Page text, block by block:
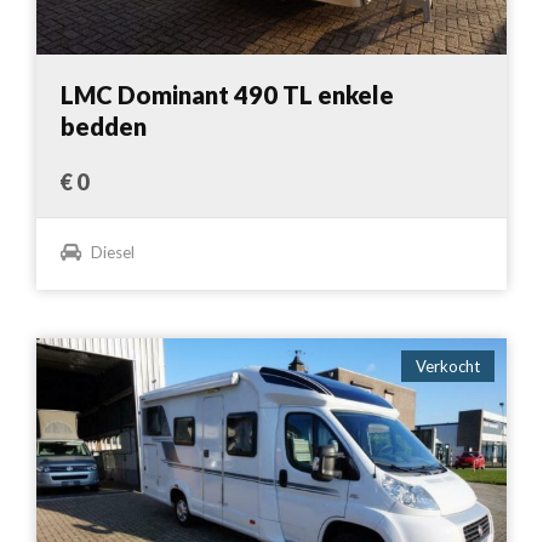
LMC Dominant 490 TL enkele
bedden
€ 0
Diesel
Verkocht